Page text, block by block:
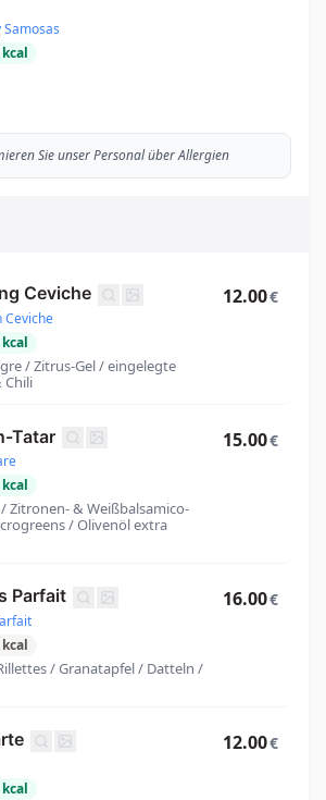
kcal
Sie unser Personal über Allergien
Ceviche
Ceviche
kcal
/ Zitrus-Gel / eingelegte
Chili
12.00€
Tatar
kcal
Zitronen- & Weißbalsamico-
/ Olivenöl extra
15.00€
Parfait
kcal
/ Granatapfel / Datteln /
16.00€
kcal
12.00€